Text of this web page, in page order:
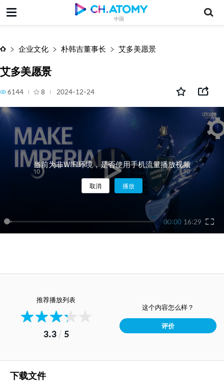
中国
艾多美愿景
企业文化 朴韩吉董事长 艾多美愿景
艾多美愿景
6144 8 2024-12-24
00:00 16:29
当前为非WIFI环境，是否使用手机流量播放视频
取消 播放
推荐播放列表
3.3/ 5
这个内容怎么样？
评价
下载文件